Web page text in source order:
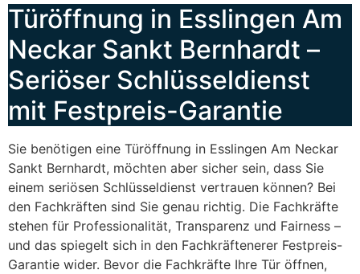
Türöffnung in Esslingen Am
Neckar Sankt Bernhardt –
Seriöser Schlüsseldienst
mit Festpreis-Garantie
Sie benötigen eine Türöffnung in Esslingen Am Neckar
Sankt Bernhardt, möchten aber sicher sein, dass Sie
einem seriösen Schlüsseldienst vertrauen können? Bei
den Fachkräften sind Sie genau richtig. Die Fachkräfte
stehen für Professionalität, Transparenz und Fairness –
und das spiegelt sich in den Fachkräftenerer Festpreis-
Garantie wider. Bevor die Fachkräfte Ihre Tür öffnen,